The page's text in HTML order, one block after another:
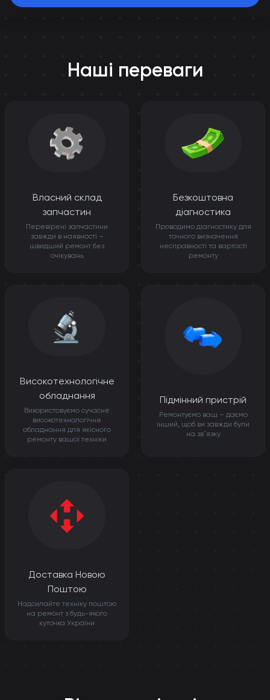
Наші переваги
Власний склад
запчастин
Перевірені запчастини
завжди в наявності –
швидший ремонт без
очікувань
Безкоштовна
діагностика
Проводимо діагностику для
точного визначення
несправності та вартості
ремонту
Високотехнологічне
обладнання
Використовуємо сучасне
високотехнологічне
обладнання для якісного
ремонту вашої техніки
Підмінний пристрій
Ремонтуємо ваш – даємо
інший, щоб ви завжди були
на звʼязку
Доставка Новою
Поштою
Надсилайте техніку поштою
на ремонт з будь-якого
куточка України